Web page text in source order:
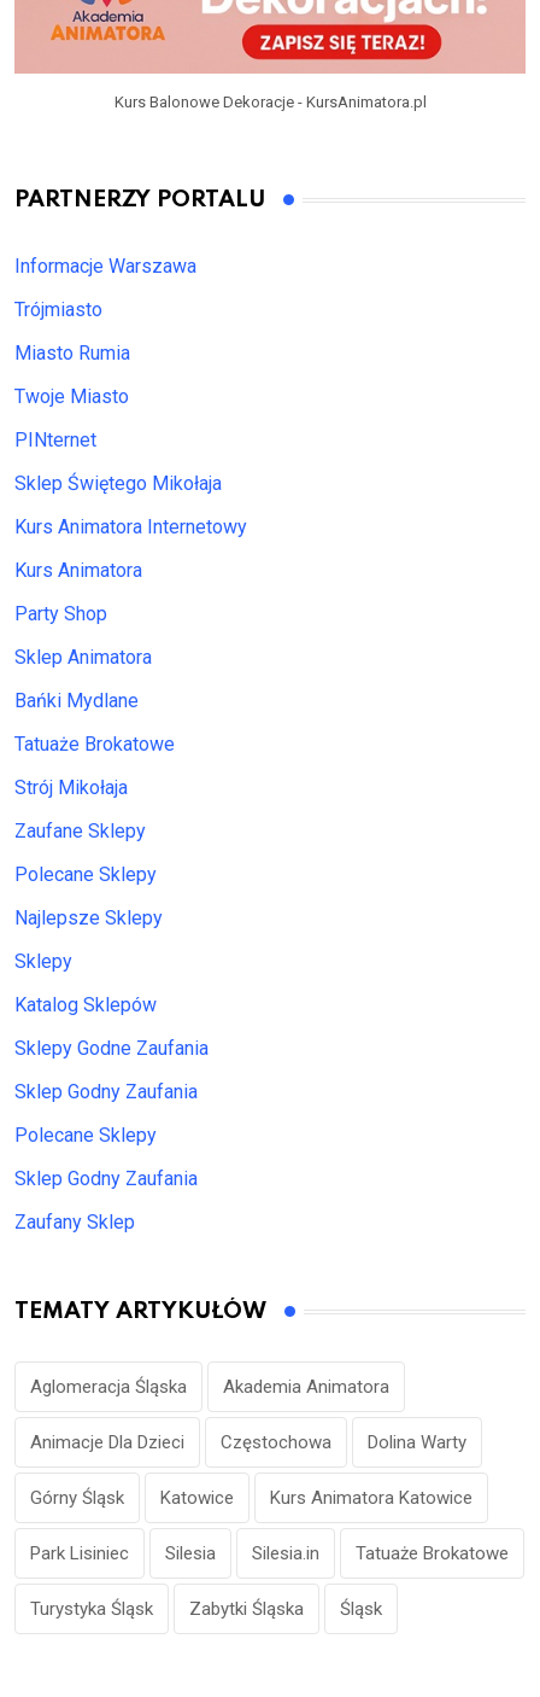
Kurs Balonowe Dekoracje - KursAnimatora.pl
PARTNERZY PORTALU
Informacje Warszawa
Trójmiasto
Miasto Rumia
Twoje Miasto
PINternet
Sklep Świętego Mikołaja
Kurs Animatora Internetowy
Kurs Animatora
Party Shop
Sklep Animatora
Bańki Mydlane
Tatuaże Brokatowe
Strój Mikołaja
Zaufane Sklepy
Polecane Sklepy
Najlepsze Sklepy
Sklepy
Katalog Sklepów
Sklepy Godne Zaufania
Sklep Godny Zaufania
Polecane Sklepy
Sklep Godny Zaufania
Zaufany Sklep
TEMATY ARTYKUŁÓW
Aglomeracja Śląska Akademia Animatora
Animacje Dla Dzieci Częstochowa Dolina Warty
Górny Śląsk Katowice Kurs Animatora Katowice
Park Lisiniec Silesia Silesia.in Tatuaże Brokatowe
Turystyka Śląsk Zabytki Śląska Śląsk